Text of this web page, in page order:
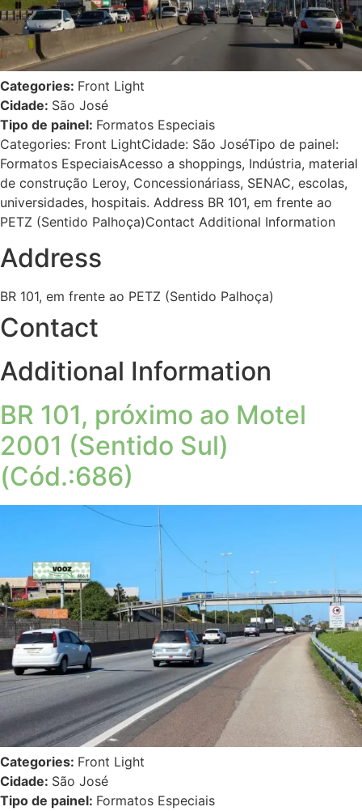
Categories: Front Light
Cidade: São José
Tipo de painel: Formatos Especiais
Categories: Front LightCidade: São JoséTipo de painel:
Formatos EspeciaisAcesso a shoppings, Indústria, material
de construção Leroy, Concessionáriass, SENAC, escolas,
universidades, hospitais. Address BR 101, em frente ao
PETZ (Sentido Palhoça)Contact Additional Information
Address
BR 101, em frente ao PETZ (Sentido Palhoça)
Contact
Additional Information
BR 101, próximo ao Motel
2001 (Sentido Sul)
(Cód.:686)
Categories: Front Light
Cidade: São José
Tipo de painel: Formatos Especiais